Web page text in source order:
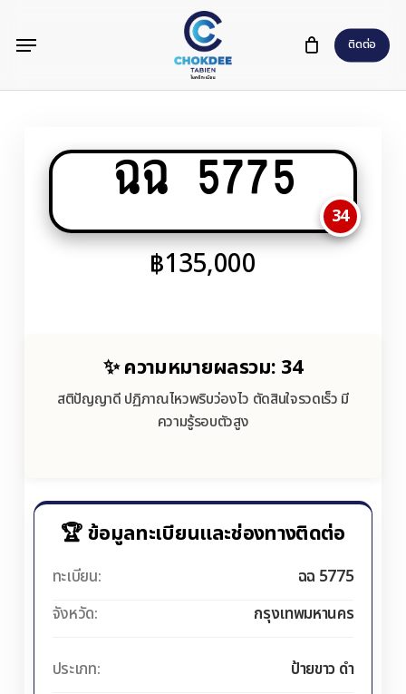
content
ติดต่อ
Menu
ฉฉ 5775
34
฿135,000
✨ ความหมายผลรวม: 34
สติปัญญาดี ปฏิภาณไหวพริบว่องไว ตัดสินใจรวดเร็ว มี
ความรู้รอบตัวสูง
🏆 ข้อมูลทะเบียนและช่องทางติดต่อ
ทะเบียน:
ฉฉ 5775
จังหวัด:
กรุงเทพมหานคร
ประเภท:
ป้ายขาว ดำ